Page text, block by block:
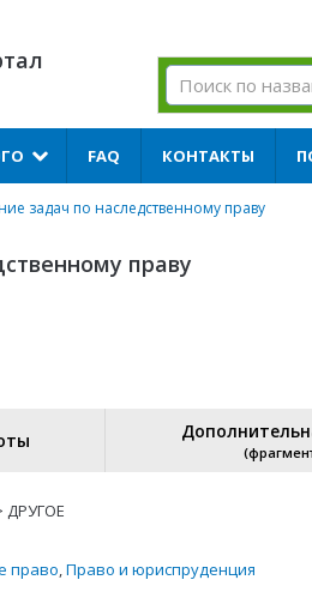
FAQ КОНТАКТЫ
задач по наследственному праву
праву
ДРУГОЕ
право,Право и юриспруденция